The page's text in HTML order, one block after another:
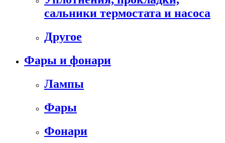
сальники термостата и насоса
Другое
Фары и фонари
Лампы
Фары
Фонари